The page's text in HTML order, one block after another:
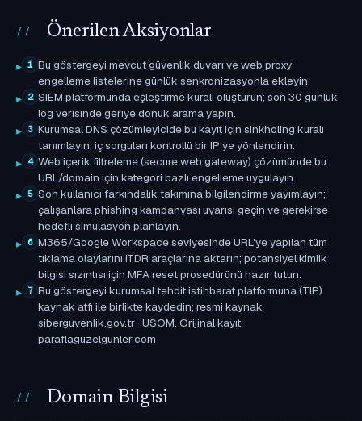
Önerilen Aksiyonlar
1 Bu göstergeyi mevcut güvenlik duvarı ve web proxy
engelleme listelerine günlük senkronizasyonla ekleyin.
2 SIEM platformunda eşleştirme kuralı oluşturun; son 30 günlük
log verisinde geriye dönük arama yapın.
3 Kurumsal DNS çözümleyicide bu kayıt için sinkholing kuralı
tanımlayın; iç sorguları kontrollü bir IP'ye yönlendirin.
4 Web içerik filtreleme (secure web gateway) çözümünde bu
URL/domain için kategori bazlı engelleme uygulayın.
5 Son kullanıcı farkındalık takımına bilgilendirme yayımlayın;
çalışanlara phishing kampanyası uyarısı geçin ve gerekirse
hedefli simülasyon planlayın.
6 M365/Google Workspace seviyesinde URL'ye yapılan tüm
tıklama olaylarını ITDR araçlarına aktarın; potansiyel kimlik
bilgisi sızıntısı için MFA reset prosedürünü hazır tutun.
7 Bu göstergeyi kurumsal tehdit istihbarat platformuna (TIP)
kaynak atfı ile birlikte kaydedin; resmi kaynak:
siberguvenlik.gov.tr · USOM. Orijinal kayıt:
paraflaguzelgunler.com
Domain Bilgisi